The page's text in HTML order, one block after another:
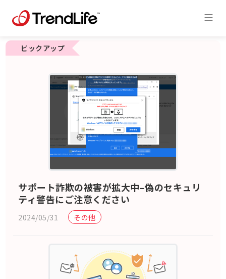
ピックアップ
サポート詐欺の被害が拡大中–偽のセキュリ
ティ警告にご注意ください
2024/05/31 その他